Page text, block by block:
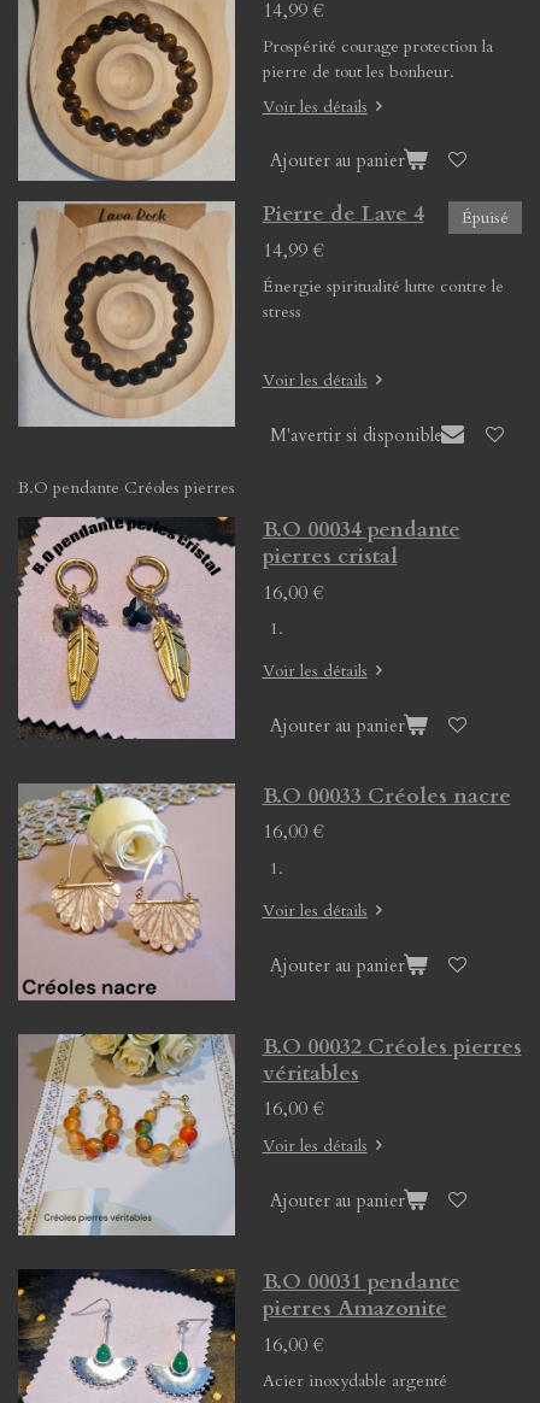
14,99 €
Prospérité courage protection la
pierre de tout les bonheur.
Voir les détails
Ajouter au panier
Épuisé
Pierre de Lave 4
14,99 €
Énergie spiritualité lutte contre le
stress
Voir les détails
M'avertir si disponible
B.O pendante Créoles pierres
B.O 00034 pendante
pierres cristal
16,00 €
Voir les détails
Ajouter au panier
B.O 00033 Créoles nacre
16,00 €
Voir les détails
Ajouter au panier
B.O 00032 Créoles pierres
véritables
16,00 €
Voir les détails
Ajouter au panier
B.O 00031 pendante
pierres Amazonite
16,00 €
Acier inoxydable argenté